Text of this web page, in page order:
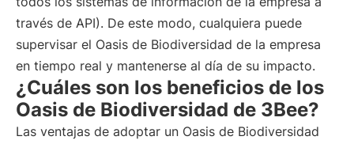
través de API). De este modo, cualquiera puede
supervisar el Oasis de Biodiversidad de la empresa
en tiempo real y mantenerse al día de su impacto.
¿Cuáles son los beneficios de los
Oasis de Biodiversidad de 3Bee?
Las ventajas de adoptar un Oasis de Biodiversidad